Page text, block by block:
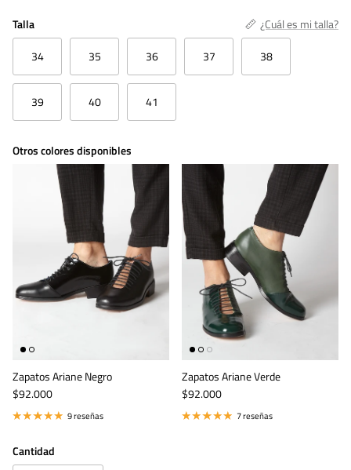
Talla
¿Cuál es mi talla?
34
35 36 37 38
39 40 41
Otros colores disponibles
Zapatos Ariane Negro
Precio normal
$92.000
9 reseñas
Zapatos Ariane Verde
Precio normal
$92.000
7 reseñas
Cantidad